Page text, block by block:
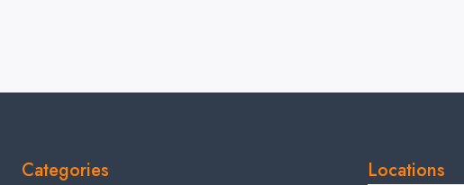
Categories Locations